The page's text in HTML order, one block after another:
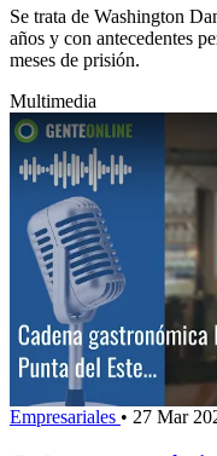
Se trata de Washington
años y con antecedentes
meses de prisión.
Multimedia
Empresariales • 27 Mar